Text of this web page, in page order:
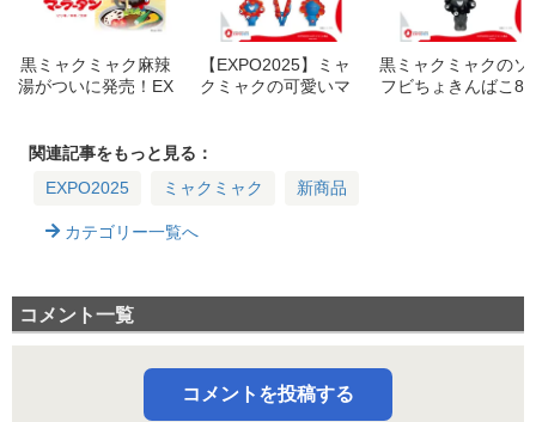
黒ミャクミャク麻辣
湯がついに発売！EX
つの辛さを徹底解説
【EXPO2025】ミャ
クミャクの可愛いマ
黒ミャクミャクのソ
フビちょきんばこ8/
関連記事をもっと見る：
EXPO2025
ミャクミャク 新商品
カテゴリー一覧へ
コメント一覧
コメントを投稿する